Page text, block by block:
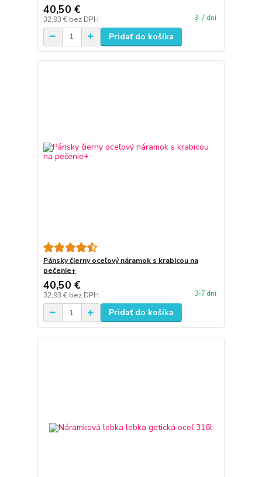
40,50 €
32,93 € bez DPH 3-7 dní
Pridať do košíka
Pánsky čierny oceľový náramok s krabicou na
pečenie+
40,50 €
32,93 € bez DPH 3-7 dní
Pridať do košíka